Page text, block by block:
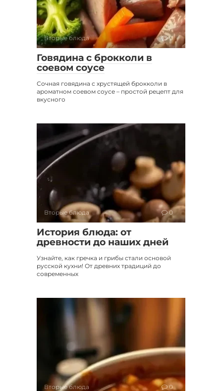
Вторые блюда 0
Говядина с брокколи в
соевом соусе
Сочная говядина с хрустящей брокколи в
ароматном соевом соусе – простой рецепт для
вкусного
Вторые блюда 0
История блюда: от
древности до наших дней
Узнайте, как гречка и грибы стали основой
русской кухни! От древних традиций до
современных
Вторые блюда 0